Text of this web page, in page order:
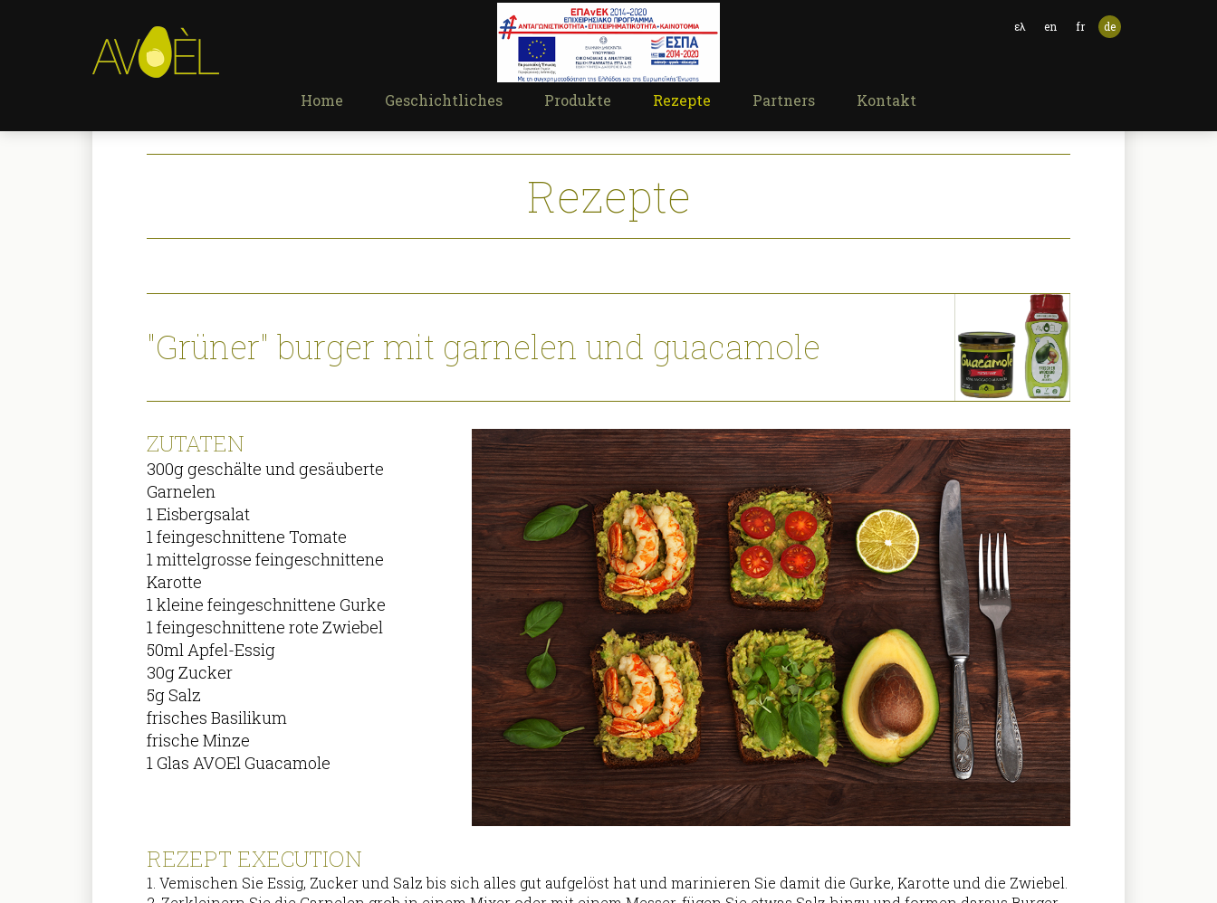
Home Geschichtliches Produkte Rezepte Partners Kontakt
ελ en fr de
Rezepte
"Grüner" burger mit garnelen und guacamole
ZUTATEN
300g geschälte und gesäuberte
Garnelen
1 Eisbergsalat
1 feingeschnittene Tomate
1 mittelgrosse feingeschnittene
Karotte
1 kleine feingeschnittene Gurke
1 feingeschnittene rote Zwiebel
50ml Apfel-Essig
30g Zucker
5g Salz
frisches Basilikum
frische Minze
1 Glas AVOEl Guacamole
REZEPT EXECUTION
1. Vemischen Sie Essig, Zucker und Salz bis sich alles gut aufgelöst hat und marinieren Sie damit die Gurke, Karotte und die Zwiebel.